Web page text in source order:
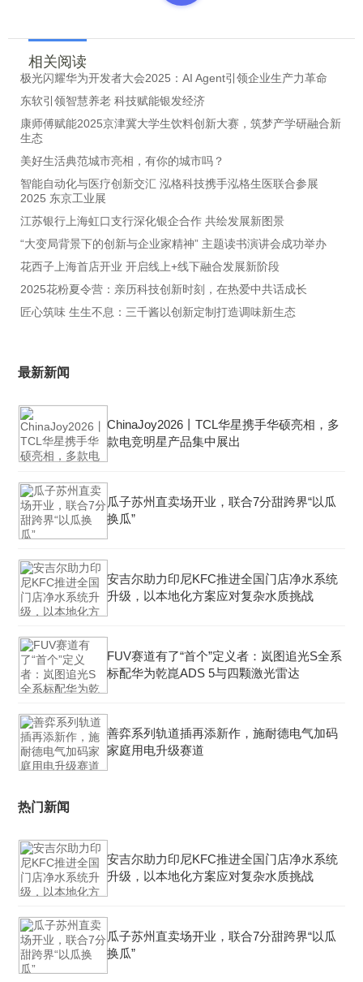
相关阅读
极光闪耀华为开发者大会2025：AI Agent引领企业生产力革命
东软引领智慧养老 科技赋能银发经济
康师傅赋能2025京津冀大学生饮料创新大赛，筑梦产学研融合新
生态
美好生活典范城市亮相，有你的城市吗？
智能自动化与医疗创新交汇 泓格科技携手泓格生医联合参展
2025 东京工业展
江苏银行上海虹口支行深化银企合作 共绘发展新图景
“大变局背景下的创新与企业家精神” 主题读书演讲会成功举办
花西子上海首店开业 开启线上+线下融合发展新阶段
2025花粉夏令营：亲历科技创新时刻，在热爱中共话成长
匠心筑味 生生不息：三千酱以创新定制打造调味新生态
最新新闻
ChinaJoy2026丨TCL华星携手华硕亮相，多
款电竞明星产品集中展出
瓜子苏州直卖场开业，联合7分甜跨界“以瓜
换瓜”
安吉尔助力印尼KFC推进全国门店净水系统
升级，以本地化方案应对复杂水质挑战
FUV赛道有了“首个”定义者：岚图追光S全系
标配华为乾崑ADS 5与四颗激光雷达
善弈系列轨道插再添新作，施耐德电气加码
家庭用电升级赛道
热门新闻
安吉尔助力印尼KFC推进全国门店净水系统
升级，以本地化方案应对复杂水质挑战
瓜子苏州直卖场开业，联合7分甜跨界“以瓜
换瓜”